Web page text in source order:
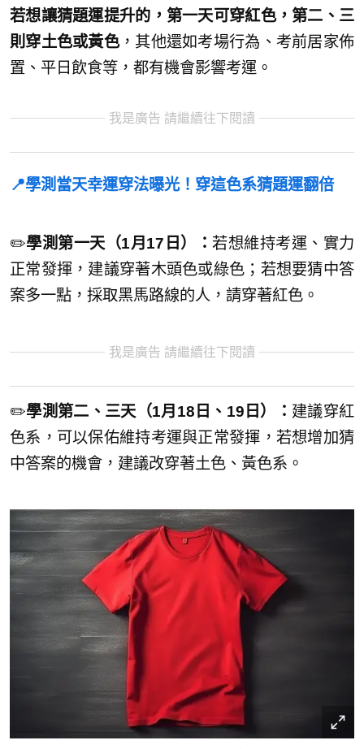
若想讓猜題運提升的，第一天可穿紅色，第二、三
則穿土色或黃色，其他還如考場行為、考前居家佈
置、平日飲食等，都有機會影響考運。
我是廣告 請繼續往下閱讀
📍學測當天幸運穿法曝光！穿這色系猜題運翻倍
✏️學測第一天（1月17日）：若想維持考運、實力
正常發揮，建議穿著木頭色或綠色；若想要猜中答
案多一點，採取黑馬路線的人，請穿著紅色。
我是廣告 請繼續往下閱讀
✏️學測第二、三天（1月18日、19日）： 建議穿紅
色系，可以保佑維持考運與正常發揮，若想增加猜
中答案的機會，建議改穿著土色、黃色系。